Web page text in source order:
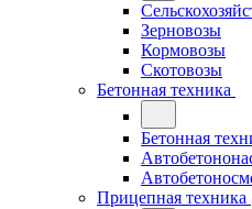
Зерновозы
Кормовозы
Скотовозы
Бетонная техника
Бетонная
Прицепная техника